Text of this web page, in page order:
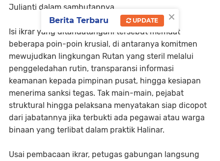
Julianti dalam sambutannya.
Isi ikrar yang ditandatangani tersebut memuat
beberapa poin-poin krusial, di antaranya komitmen
mewujudkan lingkungan Rutan yang steril melalui
penggeledahan rutin, transparansi informasi
keamanan kepada pimpinan pusat, hingga kesiapan
menerima sanksi tegas. Tak main-main, pejabat
struktural hingga pelaksana menyatakan siap dicopot
dari jabatannya jika terbukti ada pegawai atau warga
binaan yang terlibat dalam praktik Halinar.
Usai pembacaan ikrar, petugas gabungan langsung
×
Berita Terbaru UPDATE